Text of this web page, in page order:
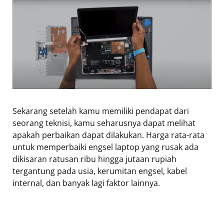
Sekarang setelah kamu memiliki pendapat dari
seorang teknisi, kamu seharusnya dapat melihat
apakah perbaikan dapat dilakukan. Harga rata-rata
untuk memperbaiki engsel laptop yang rusak ada
dikisaran ratusan ribu hingga jutaan rupiah 
tergantung pada usia, kerumitan engsel, kabel
internal, dan banyak lagi faktor lainnya.